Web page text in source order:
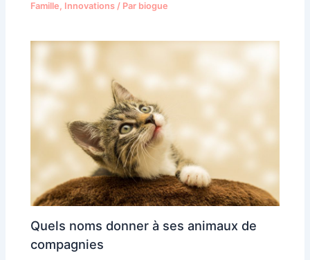
Famille, Innovations / Par biogue
Quels noms donner à ses animaux de
compagnies